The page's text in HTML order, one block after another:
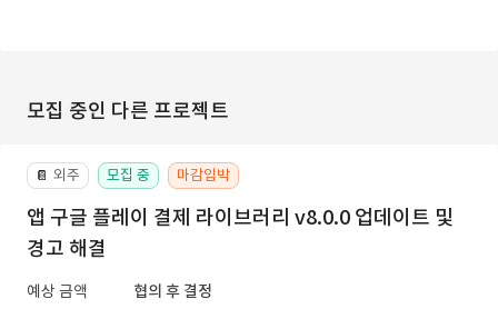
모집 중인 다른 프로젝트
📔 외주 모집 중 마감임박
앱 구글 플레이 결제 라이브러리 v8.0.0 업데이트 및
경고 해결
예상 금액
협의 후 결정